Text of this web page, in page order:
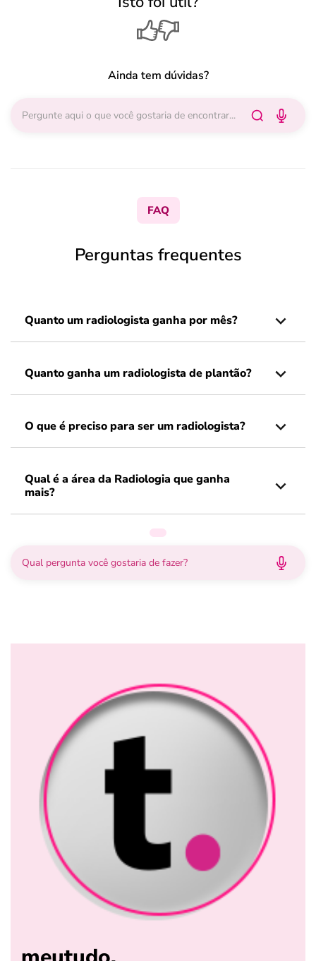
Ainda tem dúvidas?
FAQ
Perguntas frequentes
Quanto um radiologista ganha por mês?
Quanto ganha um radiologista de plantão?
O que é preciso para ser um radiologista?
Qual é a área da Radiologia que ganha
mais?